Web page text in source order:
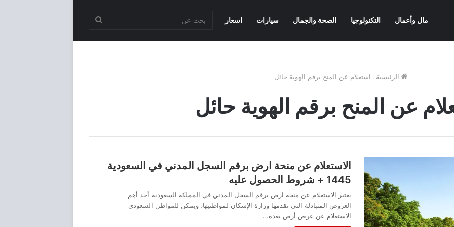
مال وأعمال التكنولوجيا الصحة والجمال سيارات اسعار
الرئيسية . استعلام عن المنح برقم الهوية حائل
عن المنح برقم الهوية حائل
الاستعلام عن منحة ارض برقم السجل المدني في السعودية
1445 + شروط الحصول عليه
يعتبر الاستعلام عن منحة ارض برقم السجل المدني في المملكة السعودية أحد أهم
العروض المتبادلة التي تقدمها وزارة الإسكان لمواطنيها، ويمكن للمواطن السعودي
الاستعلام عن عرض أرض بعدة…